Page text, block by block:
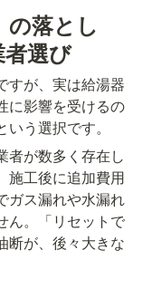
の落とし
選び
すが、実は給湯器
に影響を受けるの
う選択です。
者が数多く存在し
施工後に追加費用
ガス漏れや水漏れ
ん。「リセットで
断が、後々大きな